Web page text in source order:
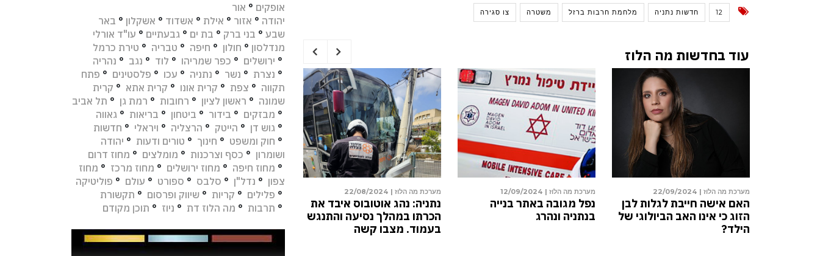
12 חדשות נתניה מלחמת חרבות ברזל משטרה צו סגירה
עוד בחדשות מה הלוז
השנה תשפ”ה:
ישראל מתקרבת
מערכת מה הלוז | 22/09/2024
האם אישה חייבת לגלות לבן
הזוג כי אינו האב הביולוגי של
מערכת מה הלוז | 12/09/2024
נפל מגובה באתר בנייה
בנתניה ונהרג
מערכת מה הלוז | 22/08/2024
נתניה: נהג אוטובוס איבד את
הכרתו במהלך נסיעה והתנגש
בעמוד. מצבו קשה
מערכת מה הלוז | 01/08/2024
משרד הכלכלה מפרסם את
רשימת “סניפי ברזל” של
הסופרים שיהיו פתוחים בעת
חירום
על נזקים כלכליים
אופקים ° אור
יהודה ° אזור ° אילת ° אשדוד ° אשקלון ° באר
שבע ° בני ברק ° בת ים ° גבעתיים ° עו"ד אורלי
מנדלסון ° חולון ° חיפה ° טבריה ° טירת כרמל
° ירושלים ° כפר שמריהו ° לוד ° נגב ° נהריה
° נצרת ° נשר ° נתניה ° עכו ° פלסטינים ° פתח
תקווה ° צפת ° קרית אונו ° קרית אתא ° קרית
שמונה ° ראשון לציון ° רחובות ° רמת גן ° תל אביב
° מבזקים ° בידור ° ביטחון ° בריאות ° גאווה
° גוש דן ° הייטק ° הרצליה ° ויראלי ° חדשות
° חוק ומשפט ° חינוך ° טורים ודעות ° יהודה
ושומרון ° כסף וצרכנות ° מומלצים ° מחוז דרום
° מחוז חיפה ° מחוז ירושלים ° מחוז מרכז ° מחוז
צפון ° נדל"ן ° סלבס ° ספורט ° עולם ° פוליטיקה
° פלילים ° קריות ° שיווק ופרסום ° תקשורת
° תרבות ° מה הלוז דת ° ניוז ° תוכן מקודם